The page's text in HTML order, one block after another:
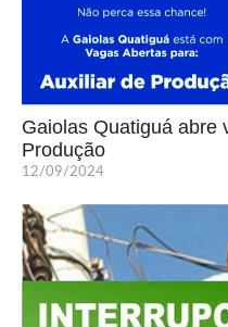
Gaiolas Quatiguá abre
Produção
12/09/2024